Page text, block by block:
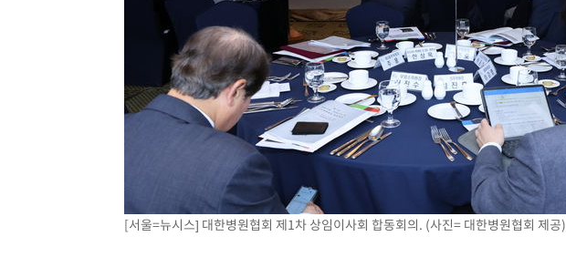
[속보]원·달러 환율, 7.7원 내린 1416.1원 마감
[속보] 노원서 40.1도 관측…서울, 2018년 이후 첫 40도
[속보]종합특검, '계엄 수용공간 확보' 신용해 前교정본부장 기소
외신들도 주목한 韓축구 파문…"국민적 공분에 수사 재개"
11시간 압수수색에 성접대 파문까지…'쑥대밭' 된 축구협회
[속보]규제합리화위원회 부위원장에 김태유 서울대 공대 교수…이
[속보]국힘 윤리위, '돌려차기 발언' 진종오·서범수 징계 절차 개시
[속보] 7월 중국 수출 23.9%↑ 수입 27.5%↑…무역총액 25.3%↑
[속보]'채상병 순직 책임' 임성근, 항소심도 징역 3년
[서울=뉴시스] 대한병원협회 제1차 상임이사회 합동회의. (사진= 대한병원협회 제공)